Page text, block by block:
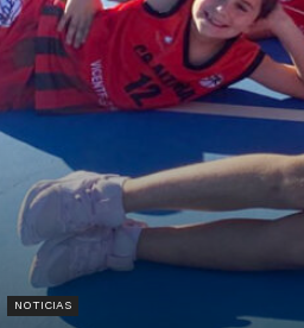
NOTICIAS